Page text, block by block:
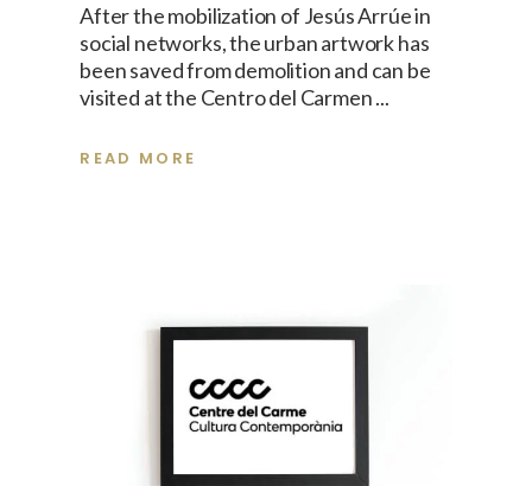
After the mobilization of Jesús Arrúe in
social networks, the urban artwork has
been saved from demolition and can be
visited at the Centro del Carmen
READ MORE